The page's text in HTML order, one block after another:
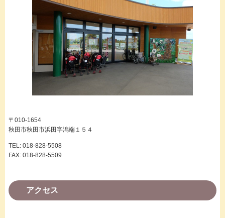
〒010-1654
秋田市秋田市浜田字潟端１５４
TEL: 018-828-5508
FAX: 018-828-5509
アクセス